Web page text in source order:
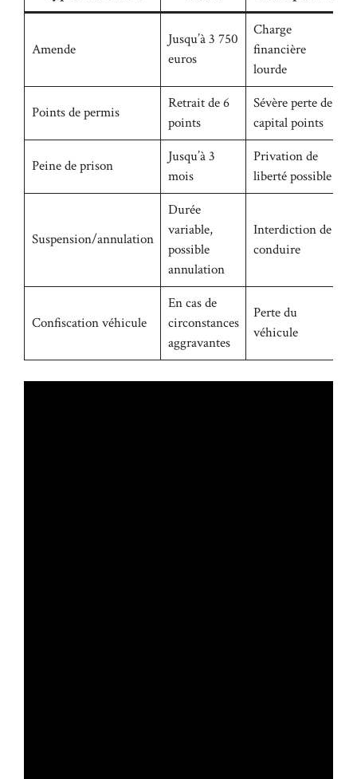
Amende
Jusqu’à 3 750
euros
Charge
financière
lourde
Points de permis
Retrait de 6
points
Sévère perte de
capital points
Peine de prison
Jusqu’à 3
mois
Privation de
liberté possible
Suspension/annulation
Durée
variable,
possible
annulation
Interdiction de
conduire
Confiscation véhicule
En cas de
circonstances
aggravantes
Perte du
véhicule